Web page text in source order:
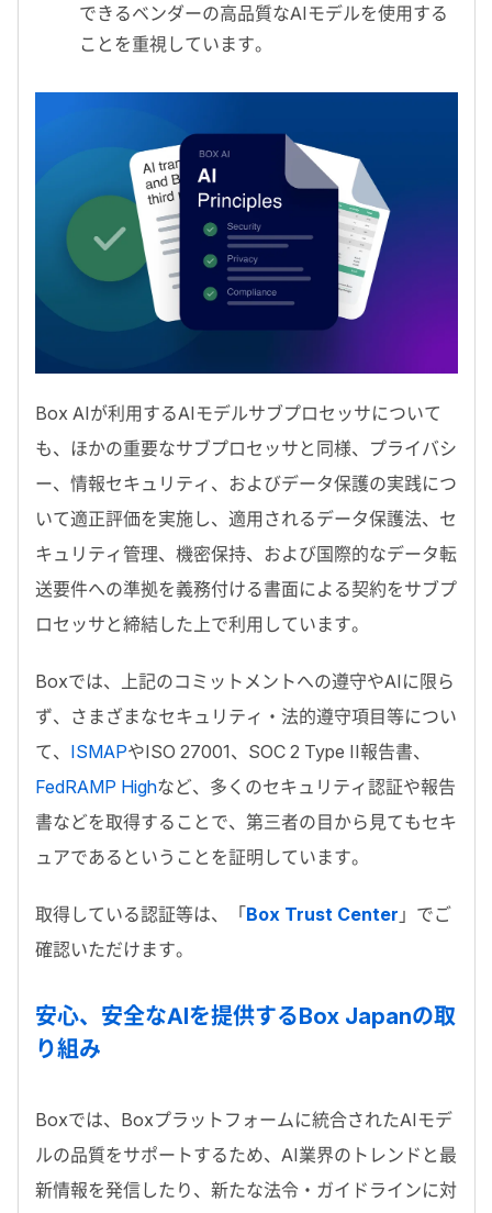
できるベンダーの高品質なAIモデルを使用する
ことを重視しています。
Box AIが利用するAIモデルサブプロセッサについて
も、ほかの重要なサブプロセッサと同様、プライバシ
ー、情報セキュリティ、およびデータ保護の実践につ
いて適正評価を実施し、適用されるデータ保護法、セ
キュリティ管理、機密保持、および国際的なデータ転
送要件への準拠を義務付ける書面による契約をサブプ
ロセッサと締結した上で利用しています。
Boxでは、上記のコミットメントへの遵守やAI に限ら
ず、さまざまなセキュリティ・法的遵守項目等につい
て、 ISMAPやISO 27001、SOC 2 Type II報告書、
FedRAMP Highなど、多くのセキュリティ認証や報告
書などを取得することで、第三者の目から見てもセキ
ュアであるということを証明しています。
取得している認証等は、「Box Trust Center 」でご
確認いただけます。
安心、安全なAIを提供するBox Japanの取
り組み
Boxでは、 Boxプラットフォームに統合されたAIモデ
ルの品質をサポートするため、 AI業界のトレンドと最
新情報を発信したり、新たな法令・ガイドラインに対